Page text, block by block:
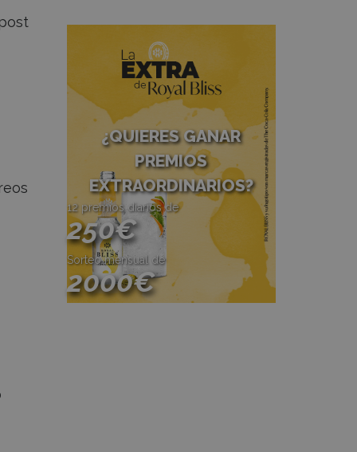
¿QUIERES GANAR
PREMIOS
EXTRAORDINARIOS?
12 premios diarios de
250€
Sorteo mensual de
2000€